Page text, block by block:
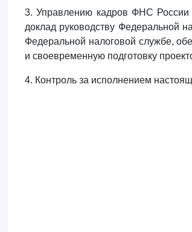
3. Управлению кадров ФНС России
доклад руководству Федеральной
Федеральной налоговой службе,
и своевременную подготовку
4. Контроль за исполнением